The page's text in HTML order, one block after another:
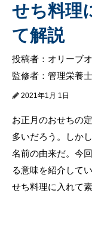
せち料理
て解説
投稿者：オリーブ
監修者：管理栄養
2021年1月 1日
お正月のおせちの
多いだろう。しか
名前の由来だ。今
る意味を紹介して
せち料理に入れて